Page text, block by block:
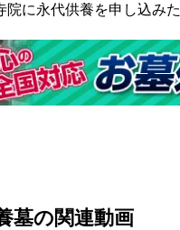
院に永代供養を申し込み
墓の関連動画